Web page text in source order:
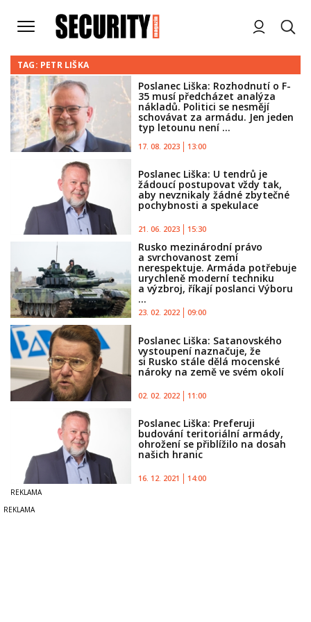
TAG: PETR LIŠKA
Poslanec Liška: Rozhodnutí o F-
35 musí předcházet analýza
nákladů. Politici se nesmějí
schovávat za armádu. Jen jeden
typ letounu není ...
17. 08. 2023 13:00
Poslanec Liška: U tendrů je
žádoucí postupovat vždy tak,
aby nevznikaly žádné zbytečné
pochybnosti a spekulace
21. 06. 2023 15:30
Rusko mezinárodní právo
a svrchovanost zemí
nerespektuje. Armáda potřebuje
urychleně moderní techniku
a výzbroj, říkají poslanci Výboru
...
23. 02. 2022 09:00
Poslanec Liška: Satanovského
vystoupení naznačuje, že
si Rusko stále dělá mocenské
nároky na země ve svém okolí
02. 02. 2022 11:00
Poslanec Liška: Preferuji
budování teritoriální armády,
ohrožení se přiblížilo na dosah
našich hranic
16. 12. 2021 14:00